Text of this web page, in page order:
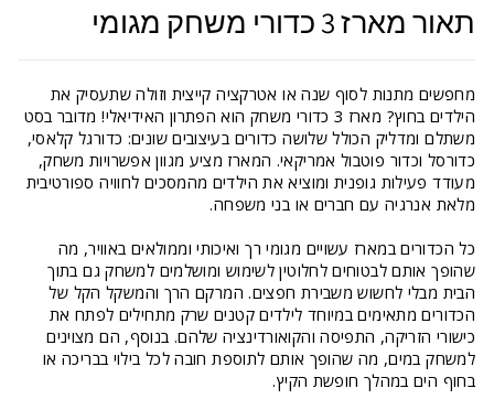
תאור מארז 3 כדורי משחק מגומי
מחפשים מתנות לסוף שנה או אטרקציה קייצית וזולה שתעסיק את
הילדים בחוץ? מארז 3 כדורי משחק הוא הפתרון האידיאלי! מדובר בסט
משתלם ומדליק הכולל שלושה כדורים בעיצובים שונים: כדורגל קלאסי,
כדורסל וכדור פוטבול אמריקאי. המארז מציע מגוון אפשרויות משחק,
מעודד פעילות גופנית ומוציא את הילדים מהמסכים לחוויה ספורטיבית
מלאת אנרגיה עם חברים או בני משפחה.
כל הכדורים במארז עשויים מגומי רך ואיכותי וממולאים באוויר, מה
שהופך אותם לבטוחים לחלוטין לשימוש ומושלמים למשחק גם בתוך
הבית מבלי לחשוש משבירת חפצים. המרקם הרך והמשקל הקל של
הכדורים מתאימים במיוחד לילדים קטנים שרק מתחילים לפתח את
כישורי הזריקה, התפיסה והקואורדינציה שלהם. בנוסף, הם מצוינים
למשחק במים, מה שהופך אותם לתוספת חובה לכל בילוי בבריכה או
בחוף הים במהלך חופשת הקיץ.